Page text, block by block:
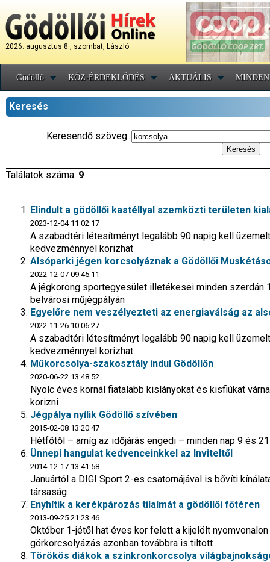
2026. augusztus 8., szombat, László
Gödöllő KÖZ-ÉRDEKLŐDÉS AKTUÁLIS
Keresés
Keresendő szöveg:
Találatok száma: 9
Elindult a gödöllői kastéllyal szemközti területen
2023-12-04 11:02:17
A szabadtéri létesítményt legalább 90 napig kell
kedvezménnyel korizhat
Alsóparki jégen korcsolyáznak a Gödöllői
2022-12-07 09:45:11
A jégkorong sportegyesület illetékesei minden szerdán
belvárosi műjégpályán
Egyelőre nem veszélyezteti az energiaválság az
2022-11-26 10:06:27
A szabadtéri létesítményt legalább 90 napig kell
kedvezménnyel korizhat
Műkorcsolya-szakosztály indul Gödöllőn
2020-06-22 13:48:52
Nyolc éves kornál fiatalabb kislányokat és kisfiúkat
korizni
Jégpálya nyílik Gödöllő szívében
2015-02-08 13:20:47
Hétfőtől – amíg az időjárás engedi – minden nap 9 és
Ünnepi hangulat kedvenceinkkel az Inviteltől
2014-12-17 13:41:58
Januártól a DIGI Sport 2-es csatornájával is bővíti
társaság
Enyhítik a kerékpározás tilalmát a gödöllői főtéren
2013-09-25 21:23:46
Október 1-jétől hat éves kor felett a kijelölt
görkorcsolyázás azonban továbbra is tiltott
Törökös diákok a szinkronkorcsolya